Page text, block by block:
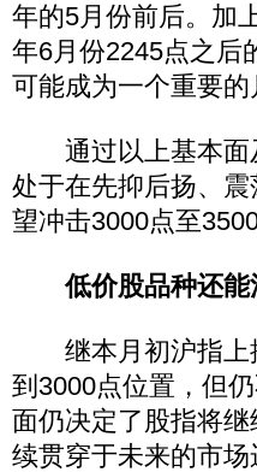
年的5月份前后。加
年6月份2245点之后
可能成为一个重要的
通过以上基本面
处于在先抑后扬、
望冲击3000点至
低价股品种还
继本月初沪指上
到3000点位置，但
面仍决定了股指将
续贯穿于未来的市